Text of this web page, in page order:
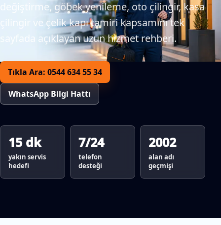
değiştirme, göbek yenileme, oto çilingir, kasa
çilingir ve çelik kapı tamiri kapsamını tek
sayfada açıklayan uzun hizmet rehberi.
Tıkla Ara: 0544 634 55 34
WhatsApp Bilgi Hattı
15 dk
yakın servis
hedefi
7/24
telefon
desteği
2002
alan adı
geçmişi